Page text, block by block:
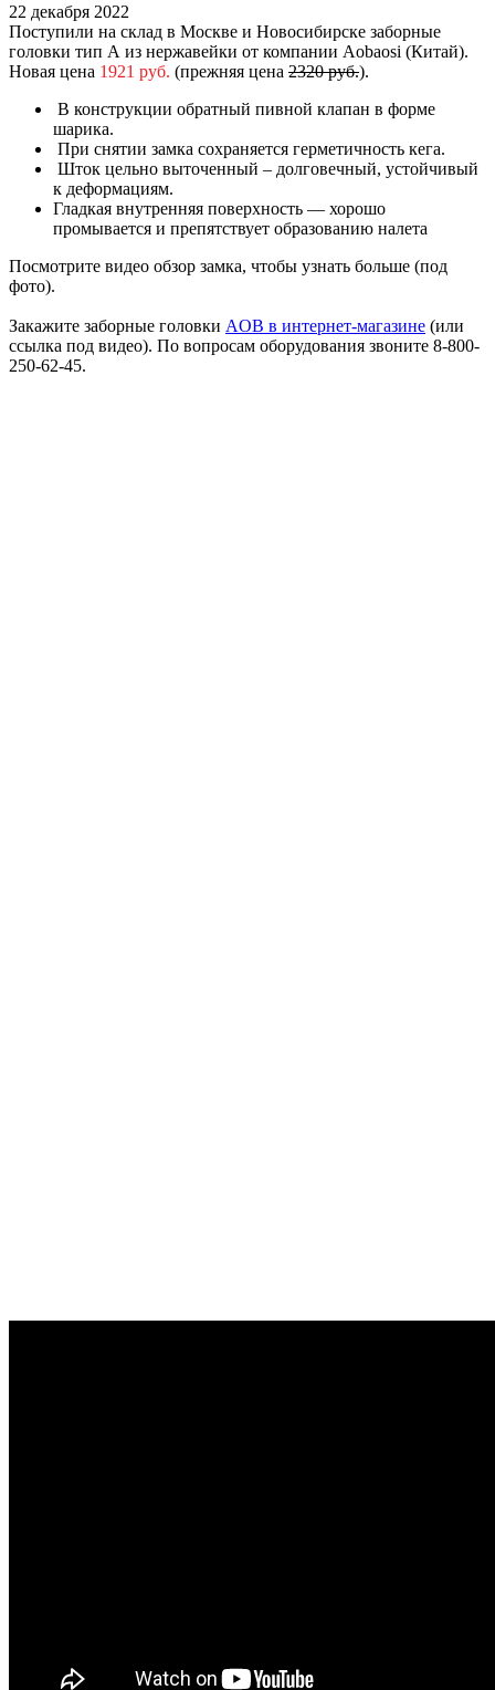
22 декабря 2022
Поступили на склад в Москве и Новосибирске заборные
головки тип А из нержавейки от компании Aobaosi (Китай).
Новая цена 1921 руб. (прежняя цена 2320руб.).
В конструкции обратный пивной клапан в форме
шарика.
При снятии замка сохраняется герметичность кега.
Шток цельно выточенный – долговечный, устойчивый
к деформациям.
Гладкая внутренняя поверхность — хорошо
промывается и препятствует образованию налета
Посмотрите видео обзор замка, чтобы узнать больше (под
фото).
Закажите заборные головки AOB в интернет-магазине (или
ссылка под видео). По вопросам оборудования звоните 8-800-
250-62-45.